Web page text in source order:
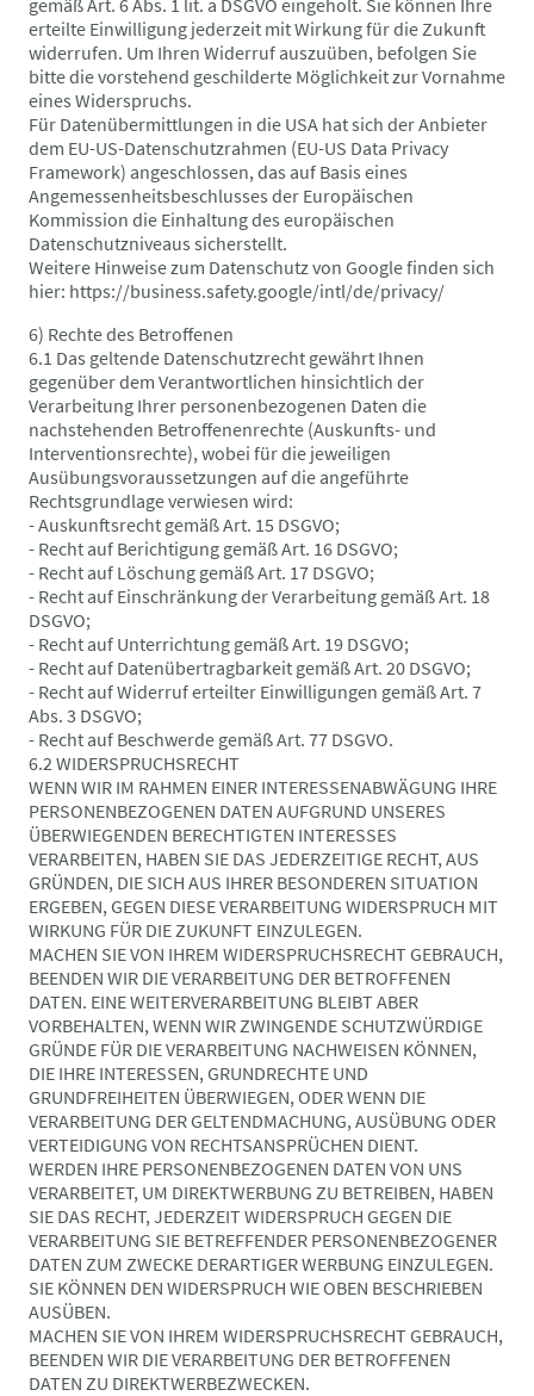
erteilte Einwilligung jederzeit mit Wirkung für die Zukunft
widerrufen. Um Ihren Widerruf auszuüben, befolgen Sie
bitte die vorstehend geschilderte Möglichkeit zur Vornahme
eines Widerspruchs.
Für Datenübermittlungen in die USA hat sich der Anbieter
dem EU-US-Datenschutzrahmen (EU-US Data Privacy
Framework) angeschlossen, das auf Basis eines
Angemessenheitsbeschlusses der Europäischen
Kommission die Einhaltung des europäischen
Datenschutzniveaus sicherstellt.
Weitere Hinweise zum Datenschutz von Google finden sich
hier: https://business.safety.google/intl/de/privacy/
6) Rechte des Betroffenen
6.1 Das geltende Datenschutzrecht gewährt Ihnen
gegenüber dem Verantwortlichen hinsichtlich der
Verarbeitung Ihrer personenbezogenen Daten die
nachstehenden Betroffenenrechte (Auskunfts- und
Interventionsrechte), wobei für die jeweiligen
Ausübungsvoraussetzungen auf die angeführte
Rechtsgrundlage verwiesen wird:
- Auskunftsrecht gemäß Art. 15 DSGVO;
- Recht auf Berichtigung gemäß Art. 16 DSGVO;
- Recht auf Löschung gemäß Art. 17 DSGVO;
- Recht auf Einschränkung der Verarbeitung gemäß Art. 18
DSGVO;
- Recht auf Unterrichtung gemäß Art. 19 DSGVO;
- Recht auf Datenübertragbarkeit gemäß Art. 20 DSGVO;
- Recht auf Widerruf erteilter Einwilligungen gemäß Art. 7
Abs. 3 DSGVO;
- Recht auf Beschwerde gemäß Art. 77 DSGVO.
6.2 WIDERSPRUCHSRECHT
WENN WIR IM RAHMEN EINER INTERESSENABWÄGUNG IHRE
PERSONENBEZOGENEN DATEN AUFGRUND UNSERES
ÜBERWIEGENDEN BERECHTIGTEN INTERESSES
VERARBEITEN, HABEN SIE DAS JEDERZEITIGE RECHT, AUS
GRÜNDEN, DIE SICH AUS IHRER BESONDEREN SITUATION
ERGEBEN, GEGEN DIESE VERARBEITUNG WIDERSPRUCH MIT
WIRKUNG FÜR DIE ZUKUNFT EINZULEGEN.
MACHEN SIE VON IHREM WIDERSPRUCHSRECHT GEBRAUCH,
BEENDEN WIR DIE VERARBEITUNG DER BETROFFENEN
DATEN. EINE WEITERVERARBEITUNG BLEIBT ABER
VORBEHALTEN, WENN WIR ZWINGENDE SCHUTZWÜRDIGE
GRÜNDE FÜR DIE VERARBEITUNG NACHWEISEN KÖNNEN,
DIE IHRE INTERESSEN, GRUNDRECHTE UND
GRUNDFREIHEITEN ÜBERWIEGEN, ODER WENN DIE
VERARBEITUNG DER GELTENDMACHUNG, AUSÜBUNG ODER
VERTEIDIGUNG VON RECHTSANSPRÜCHEN DIENT.
WERDEN IHRE PERSONENBEZOGENEN DATEN VON UNS
VERARBEITET, UM DIREKTWERBUNG ZU BETREIBEN, HABEN
SIE DAS RECHT, JEDERZEIT WIDERSPRUCH GEGEN DIE
VERARBEITUNG SIE BETREFFENDER PERSONENBEZOGENER
DATEN ZUM ZWECKE DERARTIGER WERBUNG EINZULEGEN.
SIE KÖNNEN DEN WIDERSPRUCH WIE OBEN BESCHRIEBEN
AUSÜBEN.
MACHEN SIE VON IHREM WIDERSPRUCHSRECHT GEBRAUCH,
BEENDEN WIR DIE VERARBEITUNG DER BETROFFENEN
DATEN ZU DIREKTWERBEZWECKEN.